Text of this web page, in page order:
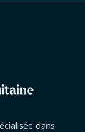
dans